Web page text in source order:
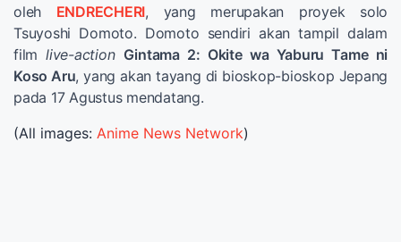
oleh ENDRECHERI, yang merupakan proyek solo
Tsuyoshi Domoto. Domoto sendiri akan tampil dalam
filmlive-action Gintama 2: Okite wa Yaburu Tame ni
Koso Aru, yang akan tayang di bioskop-bioskop Jepang
pada 17 Agustus mendatang.
(All images: Anime News Network)